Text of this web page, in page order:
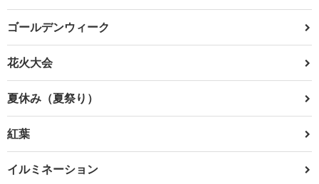
ゴールデンウィーク
花火大会
夏休み（夏祭り）
紅葉
イルミネーション